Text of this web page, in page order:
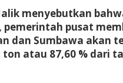
menyebutkan
pusat
dan Sumbawa
atau 87,60 %